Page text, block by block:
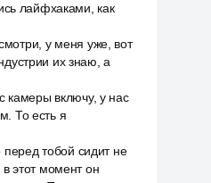
лайфхаками, как
у меня уже, вот
их знаю, а
камеры включу, у нас
То есть я
перед тобой сидит не
в этот момент он